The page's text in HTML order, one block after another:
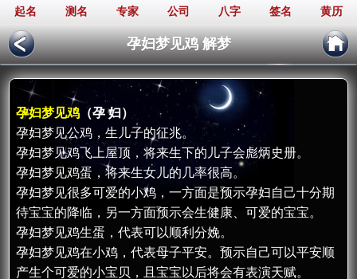
起名 测名 专家 公司 八字 签名 黄历
孕妇梦见鸡 解梦
孕妇梦见鸡 （孕 妇）
孕妇梦见公鸡，生儿子的征兆。
孕妇梦见鸡飞上屋顶，将来生下的儿子会彪炳史册。
孕妇梦见鸡蛋，将来生女儿的几率很高。
孕妇梦见很多可爱的小鸡，一方面是预示孕妇自己十分期
待宝宝的降临，另一方面预示会生健康、可爱的宝宝。
孕妇梦见鸡生蛋，代表可以顺利分娩。
孕妇梦见鸡在小鸡，代表母子平安。预示自己可以平安顺
产生个可爱的小宝贝，且宝宝以后将会有表演天赋。